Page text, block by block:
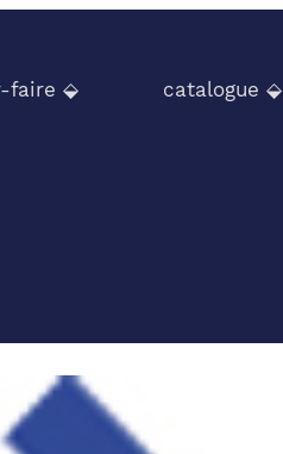
faire ⬙ catalogue ⬙